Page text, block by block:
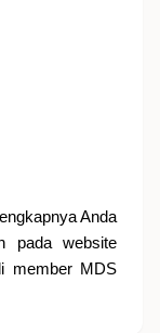
Anda
pada website
member MDS